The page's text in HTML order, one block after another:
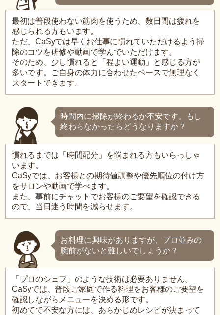
最初は普段使わない筋肉を使うため、数日間は疲れを
感じられる方もいます。
ただ、CaSyでは早くお仕事に慣れていただけるよう掃
除のコツを研修や動画で学んでいただけます。
そのため、少し慣れると「程よい運動」と感じる方が
多いです。ご自身の体力に合わせたペースで無理なく
スタートできます。
時間内に掃除が終わるか不安です。もし
終わらなかったらどうなりますか？
慣れるまでは「時間配分」を悩まれる方もいらっしゃ
います。
CaSyでは、お客様との期待値調整や優先順位の付け方
をサロンや動画で学べます。
また、事前にチャットでお客様のご要望を確認できる
ので、当日迷う時間を減らせます。
お料理に興味がありますが、プロ並みの
腕前がないと難しいでしょうか？
「プロのシェフ」のような技術は必要ありません。
CaSyでは、普段ご家庭で作る料理をお客様のご要望を
確認しながらメニューを決める形です。
初めてで不安な方には、あらかじめレシピが決まって